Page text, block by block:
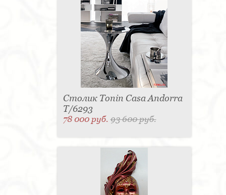
Столик Tonin Casa Andorra
T/6293
78 000 руб.93 600 руб.